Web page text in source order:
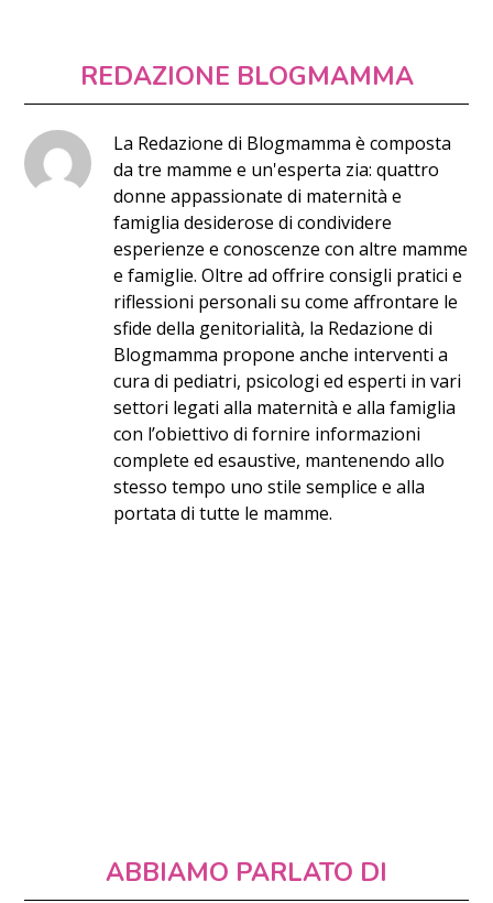
REDAZIONE BLOGMAMMA
La Redazione di Blogmamma è composta
da tre mamme e un'esperta zia: quattro
donne appassionate di maternità e
famiglia desiderose di condividere
esperienze e conoscenze con altre mamme
e famiglie. Oltre ad offrire consigli pratici e
riflessioni personali su come affrontare le
sfide della genitorialità, la Redazione di
Blogmamma propone anche interventi a
cura di pediatri, psicologi ed esperti in vari
settori legati alla maternità e alla famiglia
con l’obiettivo di fornire informazioni
complete ed esaustive, mantenendo allo
stesso tempo uno stile semplice e alla
portata di tutte le mamme.
ABBIAMO PARLATO DI